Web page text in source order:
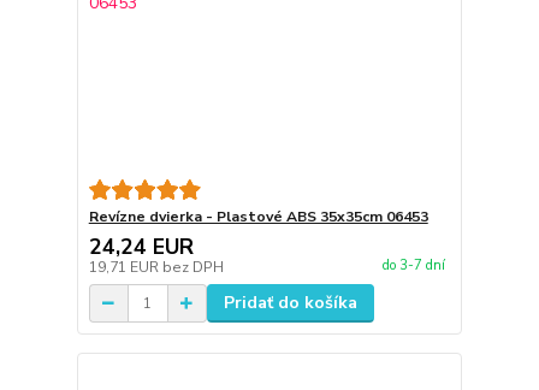
Revízne dvierka - Plastové ABS 35x35cm 06453
24,24 EUR
19,71 EUR bez DPH do 3-7 dní
Pridať do košíka